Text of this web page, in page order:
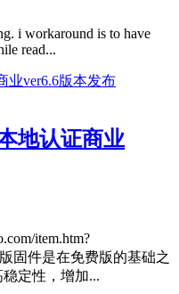
i workaround is to have
read...
地认证商业
item.htm?
固件是在免费版的基础之
定性，增加...